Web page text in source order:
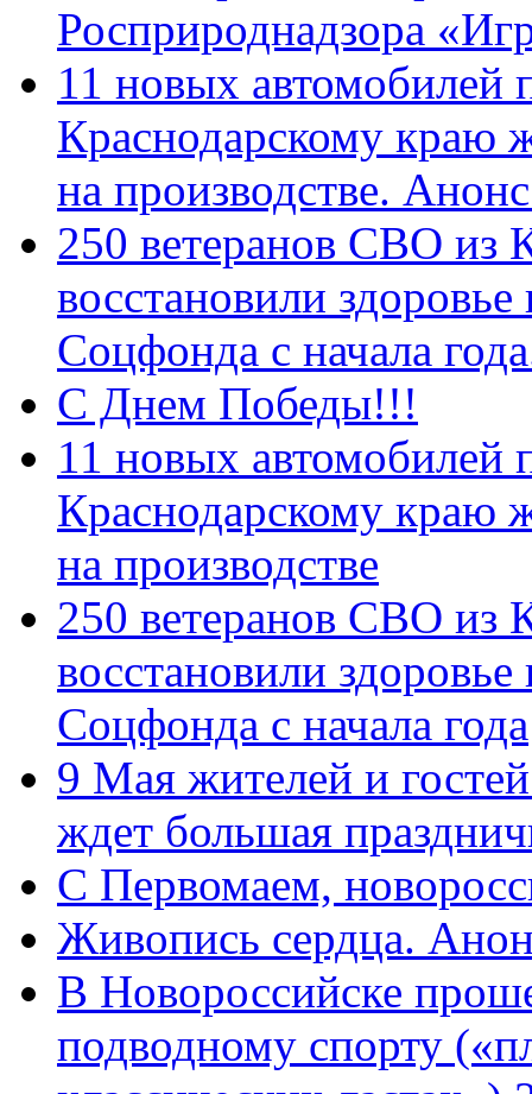
Росприроднадзора
11 новых автомобилей
Краснодарскому краю
на производстве.
250 ветеранов СВО из
восстановили
Соцфонда с начала
С Днем Победы!!!
11 новых автомобилей
Краснодарскому краю
на производстве
250 ветеранов СВО из
восстановили
Соцфонда с начала года
9 Мая жителей и
ждет большая
C Первомаем,
Живопись сердца.
В Новороссийске
подводному спорту